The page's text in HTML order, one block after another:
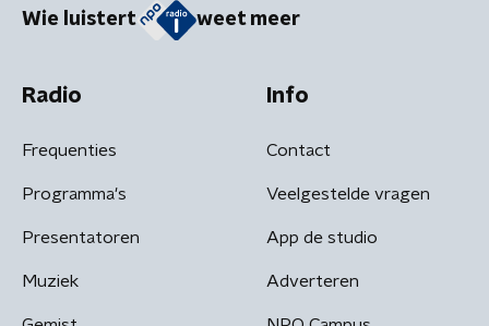
Wie luistert weet meer
Radio
Frequenties
Programma's
Presentatoren
Muziek
Info
Contact
Veelgestelde vragen
App de studio
Adverteren